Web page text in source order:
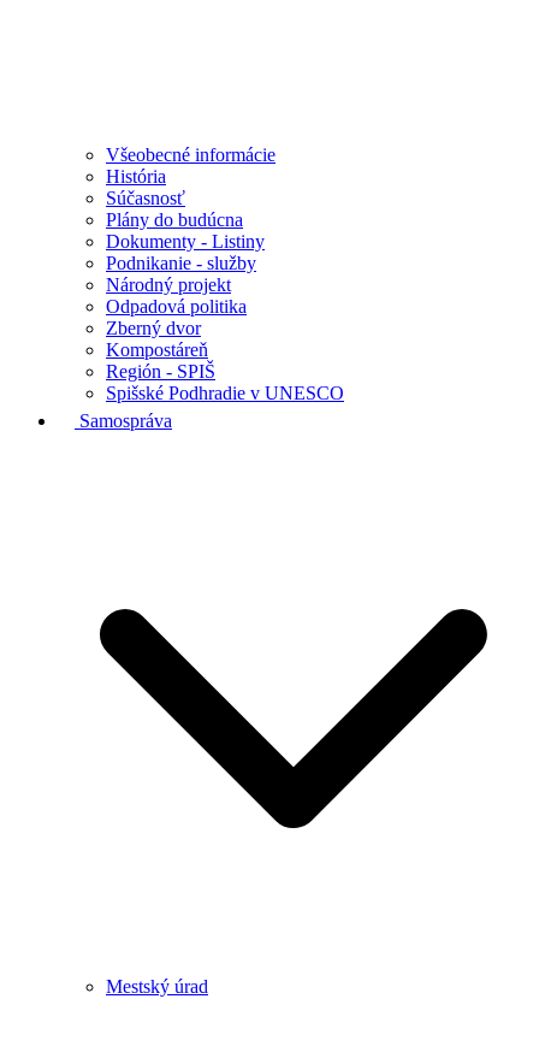
Všeobecné informácie
História
Súčasnosť
Plány do budúcna
Dokumenty - Listiny
Podnikanie - služby
Národný projekt
Odpadová politika
Zberný dvor
Kompostáreň
Región - SPIŠ
Spišské Podhradie v UNESCO
Samospráva
Mestský úrad